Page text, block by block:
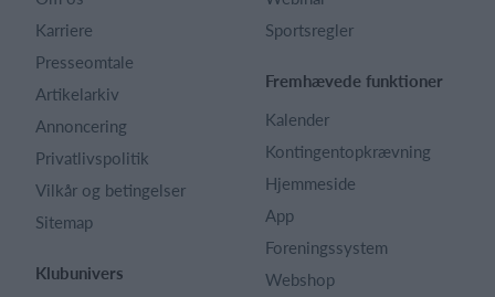
Karriere
Presseomtale
Artikelarkiv
Annoncering
Privatlivspolitik
Vilkår og betingelser
Sitemap
Klubunivers
Sportsregler
Fremhævede funktioner
Kalender
Kontingentopkrævning
Hjemmeside
App
Foreningssystem
Webshop